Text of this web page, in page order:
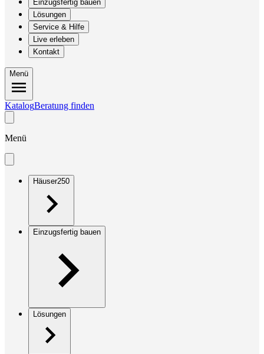
Einzugsfertig bauen
Lösungen
Service & Hilfe
Live erleben
Kontakt
Menü
KatalogBeratung finden
Menü
Häuser250
Einzugsfertig bauen
Lösungen